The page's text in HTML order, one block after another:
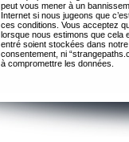
peut vous mener à un
Internet si nous jugeons que
ces conditions. Vous acceptez
lorsque nous estimons que cela
entré soient stockées dans
consentement, ni
à compromettre les données.